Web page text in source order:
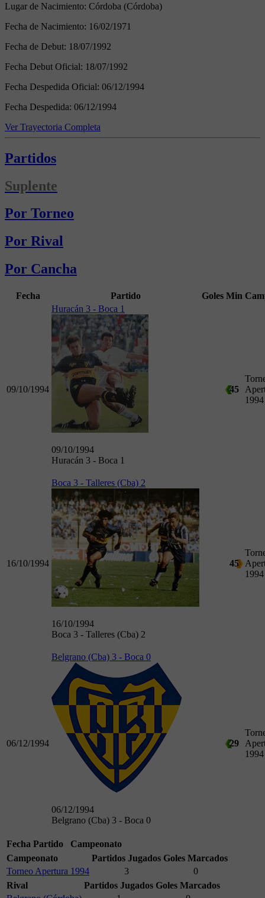
Lugar de Nacimiento: Córdoba (Córdoba)
Fecha de Nacimiento: 16/02/1971
Fecha de Debut: 18/07/1992
Fecha Debut Oficial: 18/07/1992
Fecha Despedida Oficial: 06/12/1994
Fecha Despedida: 06/12/1994
Ver Trayectoria Completa
Partidos
Suplente
Por Torneo
Por Rival
Por Cancha
Fecha Partido Goles Min
09/10/1994
Huracán 3 - Boca 1
09/10/1994
Huracán 3 - Boca 1
45
1994
16/10/1994
Boca 3 - Talleres (Cba) 2
16/10/1994
Boca 3 - Talleres (Cba) 2
45
1994
06/12/1994
Belgrano (Cba) 3 - Boca 0
06/12/1994
Belgrano (Cba) 3 - Boca 0
29
1994
Fecha Partido
Campeonato
Campeonato
Partidos Jugados Goles Marcados
Torneo Apertura 1994
3
0
Rival
Partidos Jugados Goles Marcados